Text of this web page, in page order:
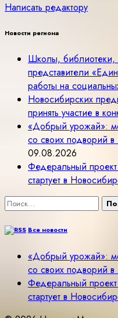
Написать редактору
Новости региона
Школы, библиотеки,
представители
работы на
Новосибирских
принять участие в
«Добрый урожай»:
со своих подворий
09.08.2026
Федеральный
стартует в
Найти:
Все новости
«Добрый урожай»:
со своих подворий
Федеральный
стартует в